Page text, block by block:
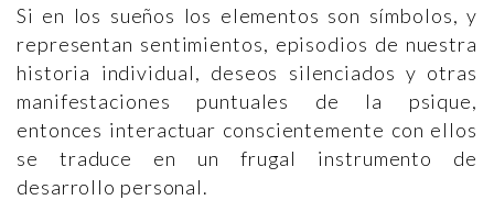
Si en los sueños los elementos son símbolos, y
representan sentimientos, episodios de nuestra
historia individual, deseos silenciados y otras
manifestaciones puntuales de la psique,
entonces interactuar conscientemente con ellos
se traduce en un frugal instrumento de
desarrollo personal.